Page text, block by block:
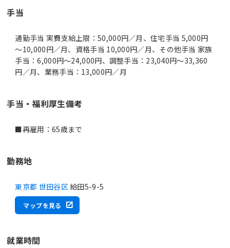
手当
通勤手当 実費支給上限：50,000円／月、住宅手当 5,000円
～10,000円／月、資格手当 10,000円／月、その他手当 家族
手当：6,000円～24,000円、調整手当：23,040円～33,360
円／月、業務手当：13,000円／月
手当・福利厚生備考
勤務地
東京都 世田谷区給田5-9-5
マップを見る
就業時間